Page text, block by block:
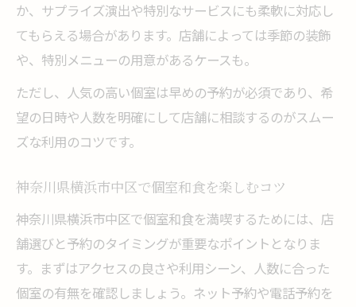
か、サプライズ演出や特別なサービスにも柔軟に対応し
てもらえる場合があります。店舗によっては季節の装飾
や、特別メニューの用意があるケースも。
ただし、人気の高い個室は早めの予約が必須であり、希
望の日時や人数を明確にして店舗に相談するのがスムー
ズな利用のコツです。
神奈川県横浜市中区で個室和食を楽しむコツ
神奈川県横浜市中区で個室和食を満喫するためには、店
舗選びと予約のタイミングが重要なポイントとなりま
す。まずはアクセスの良さや利用シーン、人数に合った
個室の有無を確認しましょう。ネット予約や電話予約を